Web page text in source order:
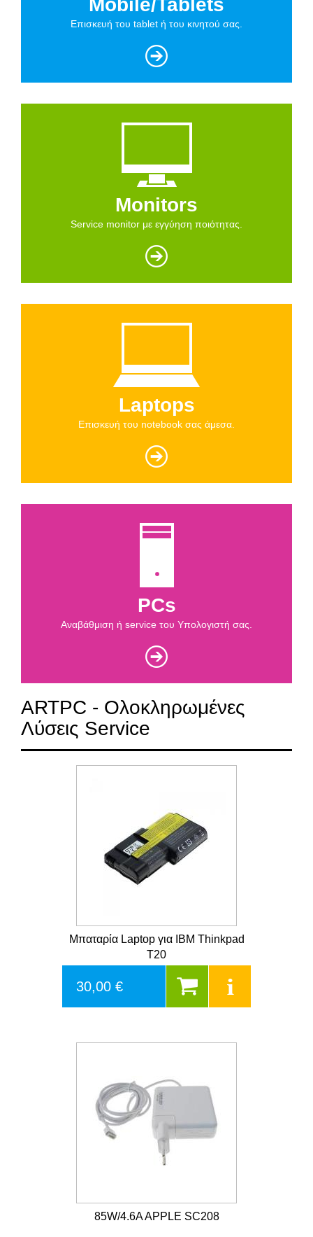
Mobile/Tablets
Επισκευή του tablet ή του κινητού σας.
Monitors
Service monitor με εγγύηση ποιότητας.
Laptops
Επισκευή του notebook σας άμεσα.
PCs
Αναβάθμιση ή service του Υπολογιστή σας.
ARTPC - Ολοκληρωμένες
Λύσεις Service
Μπαταρία Laptop για IBM Thinkpad
T20
30,00 €
85W/4.6A APPLE SC208